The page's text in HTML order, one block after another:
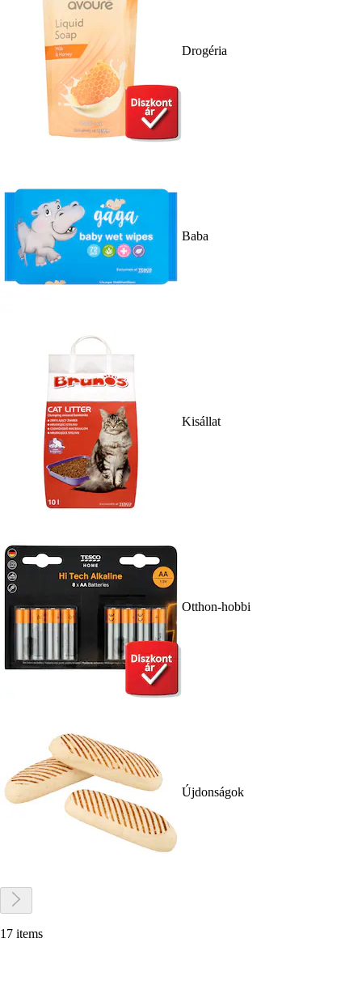
Drogéria
Baba
Kisállat
Otthon-hobbi
Újdonságok
17 items